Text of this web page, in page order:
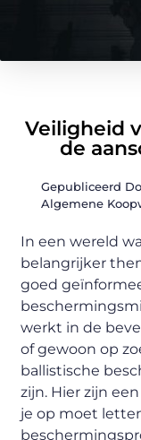
Veiligheid
de
Gepubliceerd
Algemene
In een wereld
belangrijker
goed
werkt in de
of gewoon op
ballistische
zijn. Hier zijn
je op moet